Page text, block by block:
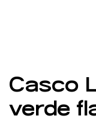
Casco
verde